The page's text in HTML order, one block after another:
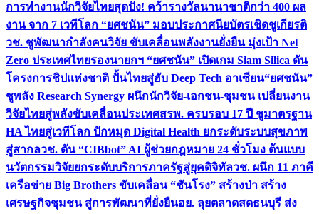
การทำงานนักวิจัยไทยสุดปัง! คว้ารางวัลนานาชาติกว่า 400 ผล
งาน จาก 7 เวทีโลก “ยศชนัน” มอบประกาศนียบัตรเชิดชูเกียรติ
วช. ชูพัฒนากำลังคนวิจัย ขับเคลื่อนพลังงานยั่งยืน มุ่งเป้า Net
Zero ประเทศไทยรองนายกฯ “ยศชนัน” เปิดเกม Siam Silica ดัน
โครงการชิปแห่งชาติ ปั้นไทยสู่ฮับ Deep Tech อาเซียน“ยศชนัน”
ชูพลัง Research Synergy ผนึกนักวิจัย-เอกชน-ชุมชน เปลี่ยนงาน
วิจัยไทยสู่พลังขับเคลื่อนประเทศสรพ. ครบรอบ 17 ปี ชูมาตรฐาน
HA ไทยสู่เวทีโลก ปักหมุด Digital Health ยกระดับระบบสุขภาพ
สู่สากลวช. ดัน “CIBbot” AI ผู้ช่วยกฎหมาย 24 ชั่วโมง ต้นแบบ
นวัตกรรมวิจัยยกระดับบริการภาครัฐสู่ยุคดิจิทัลวช. ผนึก 11 ภาคี
เครือข่าย Big Brothers ขับเคลื่อน “ชันโรง” สร้างป่า สร้าง
เศรษฐกิจชุมชน สู่การพัฒนาที่ยั่งยืนอย. ลุยตลาดสดธนบุรี ส่ง